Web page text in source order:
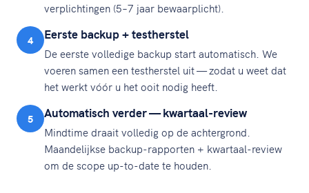
verplichtingen (5–7 jaar bewaarplicht).
4 Eerste backup + testherstel
De eerste volledige backup start automatisch. We
voeren samen een testherstel uit — zodat u weet dat
het werkt vóór u het ooit nodig heeft.
5 Automatisch verder — kwartaal-review
Mindtime draait volledig op de achtergrond.
Maandelijkse backup-rapporten + kwartaal-review
om de scope up-to-date te houden.